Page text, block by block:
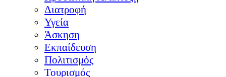
Διατροφή
Υγεία
Άσκηση
Εκπαίδευση
Πολιτισμός
Τουρισμός